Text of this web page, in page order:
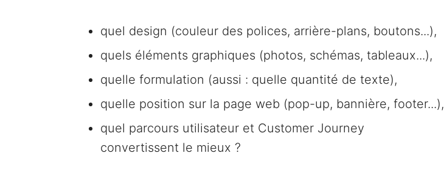
quel design (couleur des polices, arrière-plans, boutons...),
quels éléments graphiques (photos, schémas, tableaux...),
quelle formulation (aussi : quelle quantité de texte),
quelle position sur la page web (pop-up, bannière, footer...),
quel parcours utilisateur et Customer Journey
convertissent le mieux ?